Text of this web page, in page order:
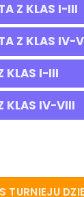
Z KLAS I-III
Z KLAS IV-
KLAS I-III
KLAS IV-VIII
TURNIEJU